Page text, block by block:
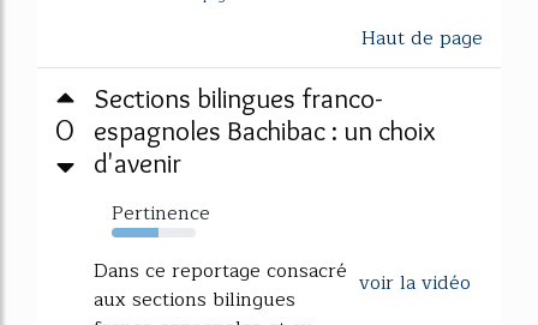
Haut de page
0
Sections bilingues franco-
espagnoles Bachibac : un choix
d'avenir
Pertinence
56%
voir la vidéo
Dans ce reportage consacré
aux sections bilingues